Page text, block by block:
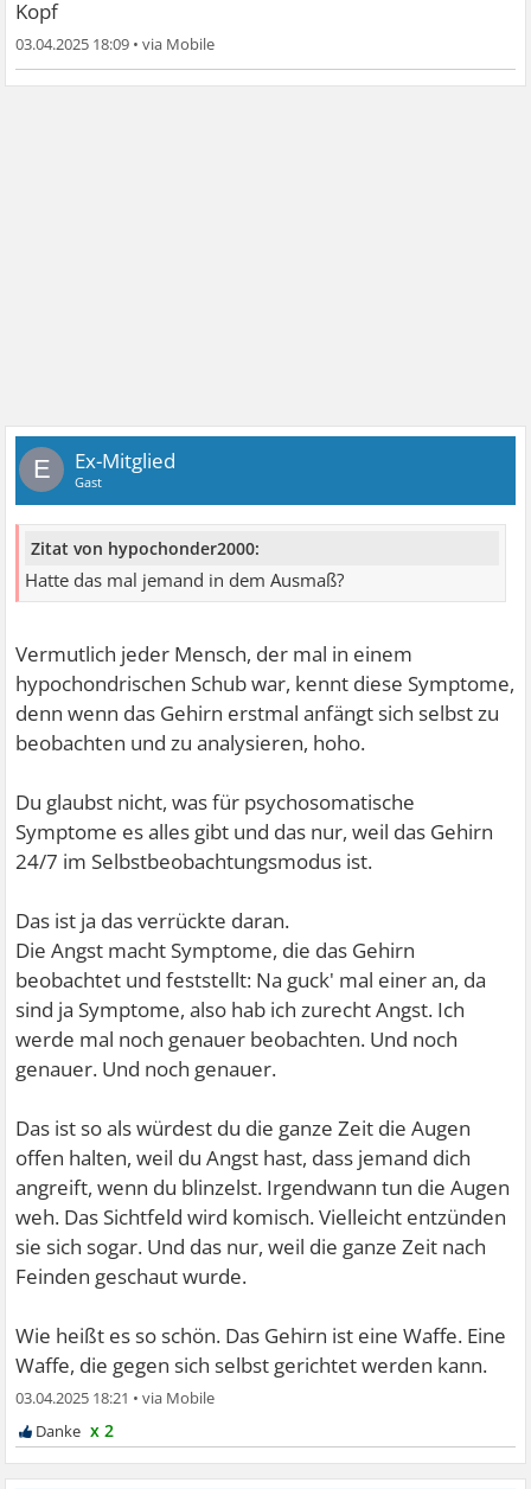
Kopf
03.04.2025 18:09 •
E Ex-Mitglied
Gast
Zitat von hypochonder2000:
Hatte das mal jemand in dem Ausmaß?
Vermutlich jeder Mensch, der mal in einem
hypochondrischen Schub war, kennt diese Symptome,
denn wenn das Gehirn erstmal anfängt sich selbst zu
beobachten und zu analysieren, hoho.
Du glaubst nicht, was für psychosomatische
Symptome es alles gibt und das nur, weil das Gehirn
24/7 im Selbstbeobachtungsmodus ist.
Das ist ja das verrückte daran.
Die Angst macht Symptome, die das Gehirn
beobachtet und feststellt: Na guck' mal einer an, da
sind ja Symptome, also hab ich zurecht Angst. Ich
werde mal noch genauer beobachten. Und noch
genauer. Und noch genauer.
Das ist so als würdest du die ganze Zeit die Augen
offen halten, weil du Angst hast, dass jemand dich
angreift, wenn du blinzelst. Irgendwann tun die Augen
weh. Das Sichtfeld wird komisch. Vielleicht entzünden
sie sich sogar. Und das nur, weil die ganze Zeit nach
Feinden geschaut wurde.
Wie heißt es so schön. Das Gehirn ist eine Waffe. Eine
Waffe, die gegen sich selbst gerichtet werden kann.
03.04.2025 18:21 •
x 2